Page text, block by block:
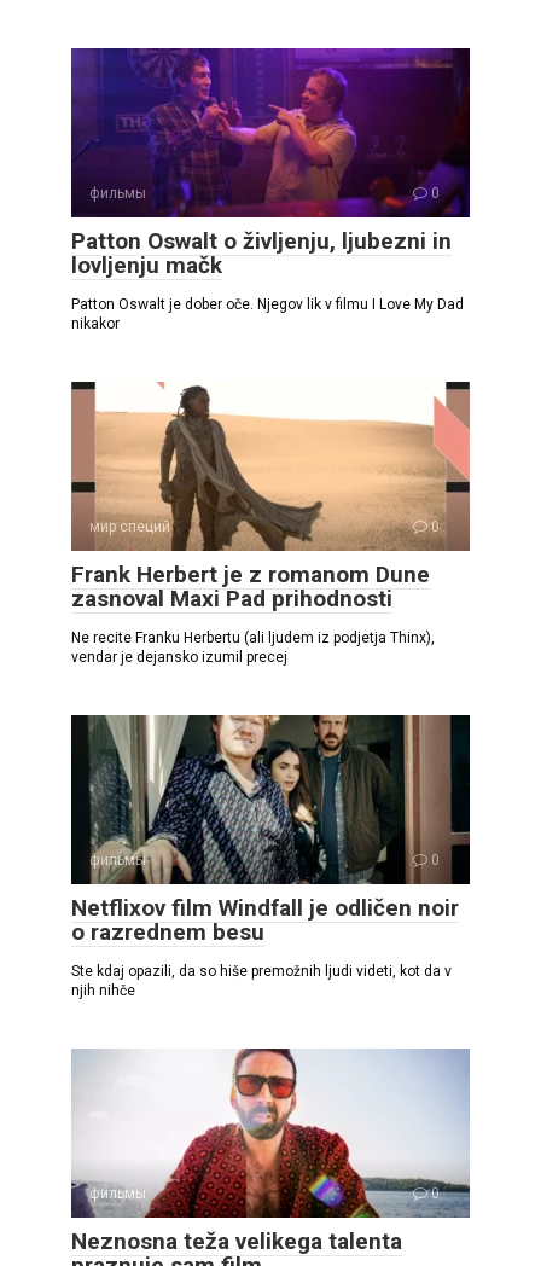
фильмы 0
Patton Oswalt o življenju, ljubezni in
lovljenju mačk
Patton Oswalt je dober oče. Njegov lik v filmu I Love My Dad
nikakor
мир специй 0
Frank Herbert je z romanom Dune
zasnoval Maxi Pad prihodnosti
Ne recite Franku Herbertu (ali ljudem iz podjetja Thinx),
vendar je dejansko izumil precej
фильмы 0
Netflixov film Windfall je odličen noir
o razrednem besu
Ste kdaj opazili, da so hiše premožnih ljudi videti, kot da v
njih nihče
фильмы 0
Neznosna teža velikega talenta